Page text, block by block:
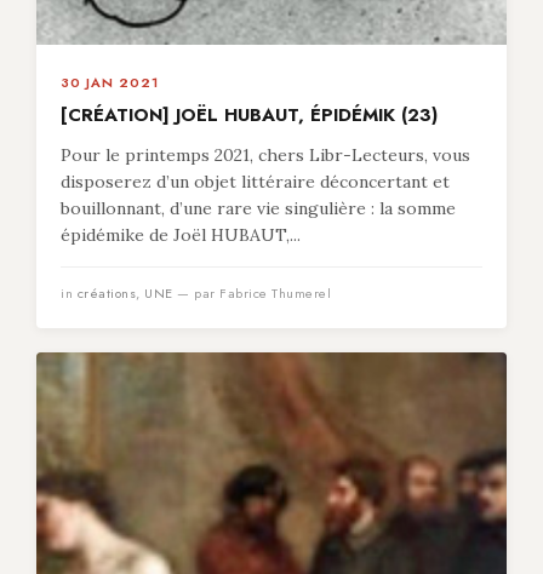
30 JAN 2021
[CRÉATION] JOËL HUBAUT, ÉPIDÉMIK (23)
Pour le printemps 2021, chers Libr-Lecteurs, vous
disposerez d’un objet littéraire déconcertant et
bouillonnant, d’une rare vie singulière : la somme
épidémike de Joël HUBAUT,...
in créations, UNE — par Fabrice Thumerel